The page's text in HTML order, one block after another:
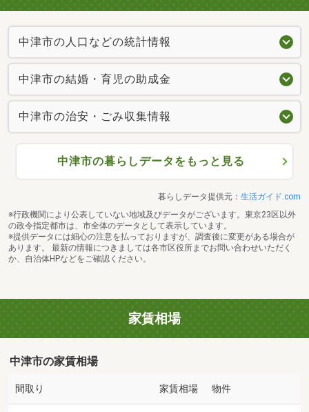
中津市の人口などの統計情報
中津市の結婚・育児の助成金
中津市の治安・ごみ収集情報
中津市の暮らしデータをもっと見る
暮らしデータ提供元： 生活ガイド.com
※行政機関により公表していない地域及びデータがございます。東京23区以外
の政令指定都市は、市全体のデータとして表示しています。
※提供データには細心の注意を払っておりますが、調査後に変更がある場合が
あります。 最新の情報につきましては各市区役所までお問い合わせいただく
か、自治体HPなどをご確認ください。
家賃相場
中津市の家賃相場
間取り 家賃相場 物件